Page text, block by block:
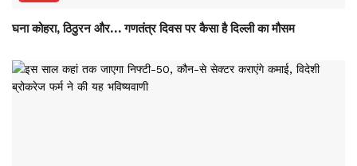
घना कोहरा, ठिठुरन और… गणतंत्र दिवस पर कैसा है दिल्ली का मौसम